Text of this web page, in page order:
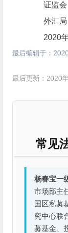
证监会
外汇局
2020年
最后编辑于：
最后更新：2020
常见
杨春宝一
市场部主
国区私募
究中心联
募基金、